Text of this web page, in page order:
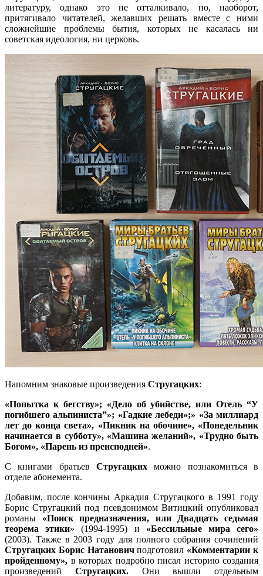
литературу, однако это не отталкивало, но, наоборот,
притягивало читателей, желавших решать вместе с ними
сложнейшие проблемы бытия, которых не касалась ни
советская идеология, ни церковь.
Напомним знаковые произведения Стругацких:
«Попытка к бегству»; «Дело об убийстве, или Отель “У
погибшего альпиниста”»; «Гадкие лебеди»;» «За миллиард
лет до конца света», «Пикник на обочине», «Понедельник
начинается в субботу», «Машина желаний», «Трудно быть
Богом», «Парень из преисподней».
С книгами братьев Стругацких можно познакомиться в
отделе абонемента.
Добавим, после кончины Аркадия Стругацкого в 1991 году
Борис Стругацкий под псевдонимом Витицкий опубликовал
романы «Поиск предназначения, или Двадцать седьмая
теорема этики» (1994-1995) и «Бессильные мира сего»
(2003). Также в 2003 году для полного собрания сочинений
Стругацких Борис Натановичподготовил «Комментарии к
пройденному», в которых подробно писал историю создания
произведений Стругацких.Они вышли отдельным